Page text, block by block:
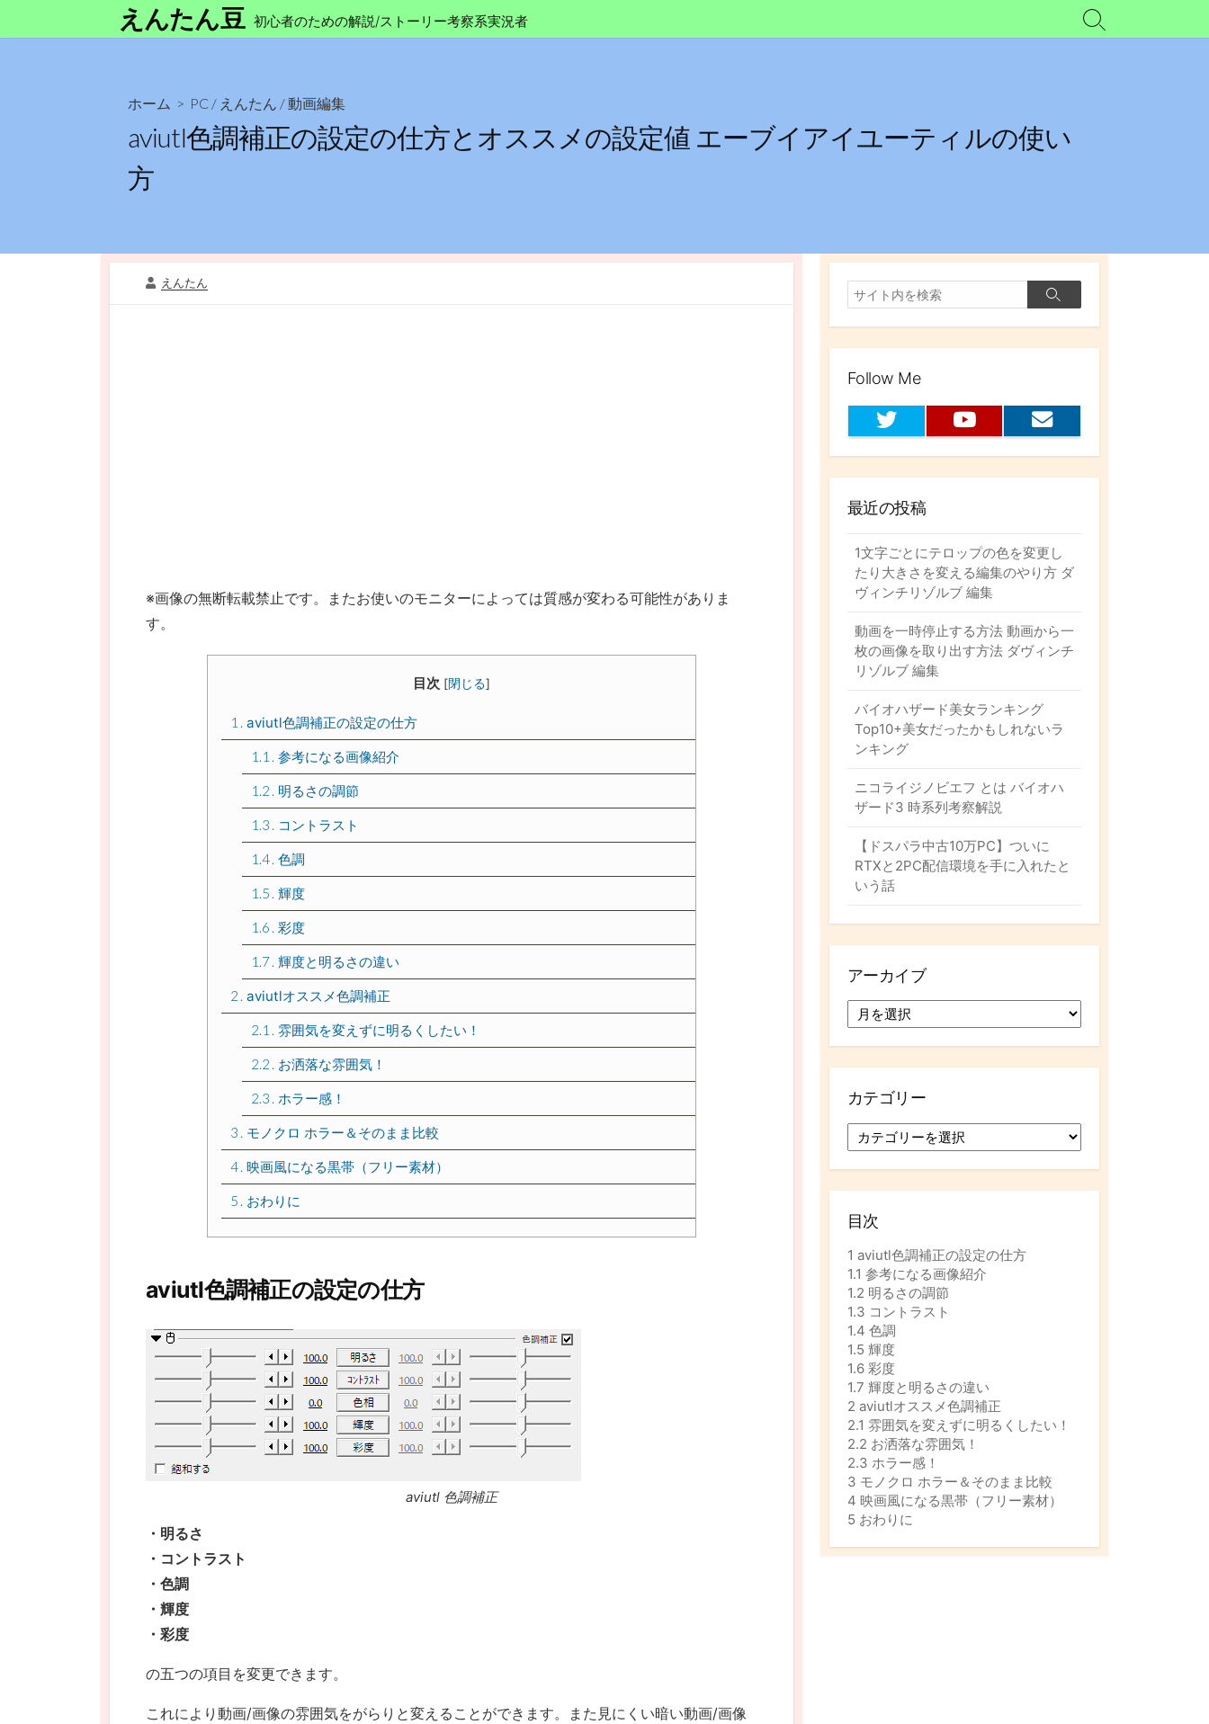
ン
えんたん豆 初心者のための解説/ストーリー考察系実況者
検
ホーム > PC / えんたん /動画編集
aviutl色調補正の設定の仕方とオススメの設定値 エーブイアイユーティルの使い
方
投
えんたん
※画像の無断転載禁止です。またお使いのモニターによっては質感が変わる可能性がありま
す。
目次 [閉じる]
1 aviutl色調補正の設定の仕方
1.1 参考になる画像紹介
1.2 明るさの調節
1.3 コントラスト
1.4 色調
1.5 輝度
1.6 彩度
1.7 輝度と明るさの違い
2 aviutlオススメ色調補正
2.1 雰囲気を変えずに明るくしたい！
2.2 お洒落な雰囲気！
2.3 ホラー感！
3 モノクロ ホラー＆そのまま比較
4 映画風になる黒帯（フリー素材）
5 おわりに
aviutl色調補正の設定の仕方
aviutl 色調補正
・明るさ
・コントラスト
・色調
・輝度
・彩度
の五つの項目を変更できます。
これにより動画/画像の雰囲気をがらりと変えることができます。また見にくい暗い動画/画像
検
索
検
索
Follow Me
T
w
i
t
e
o
u
t
お
問
い
合
ォ
ー
最近の投稿
1文字ごとにテロップの色を変更し
たり大きさを変える編集のやり方 ダ
ヴィンチリゾルブ 編集
動画を一時停止する方法 動画から一
枚の画像を取り出す方法 ダヴィンチ
リゾルブ 編集
バイオハザード美女ランキング
Top10+美女だったかもしれないラ
ンキング
ニコライジノビエフ とは バイオハ
ザード3 時系列考察解説
【ドスパラ中古10万PC】ついに
RTXと2PC配信環境を手に入れたと
いう話
アーカイブ
ア
ー
カ
イ
カテゴリー
カ
テ
ゴ
リ
目次
1 aviutl色調補正の設定の仕方
1.1 参考になる画像紹介
1.2 明るさの調節
1.3 コントラスト
1.4 色調
1.5 輝度
1.6 彩度
1.7 輝度と明るさの違い
2 aviutlオススメ色調補正
2.1 雰囲気を変えずに明るくしたい！
2.2 お洒落な雰囲気！
2.3 ホラー感！
3 モノクロ ホラー＆そのまま比較
4 映画風になる黒帯（フリー素材）
5 おわりに